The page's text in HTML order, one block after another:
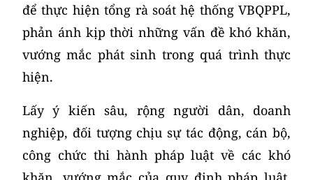
để thực hiện tổng rà soát hệ thống VBQPPL,
phản ánh kịp thời những vấn đề khó khăn,
vướng mắc phát sinh trong quá trình thực
hiện.
Lấy ý kiến sâu, rộng người dân, doanh
nghiệp, đối tượng chịu sự tác động, cán bộ,
công chức thi hành pháp luật về các khó